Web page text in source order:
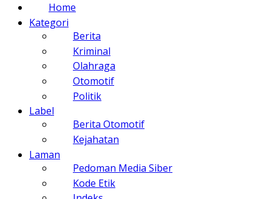
Home
Kategori
Berita
Kriminal
Olahraga
Otomotif
Politik
Label
Berita Otomotif
Kejahatan
Laman
Pedoman Media Siber
Kode Etik